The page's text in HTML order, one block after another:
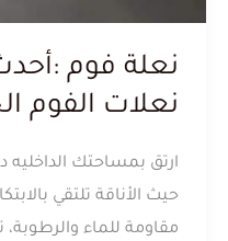
نعلة فوم
نعلات الفوم
ارتق بمساحتك الداخليه
حيث الأناقة تلتقي
مقاومة للماء